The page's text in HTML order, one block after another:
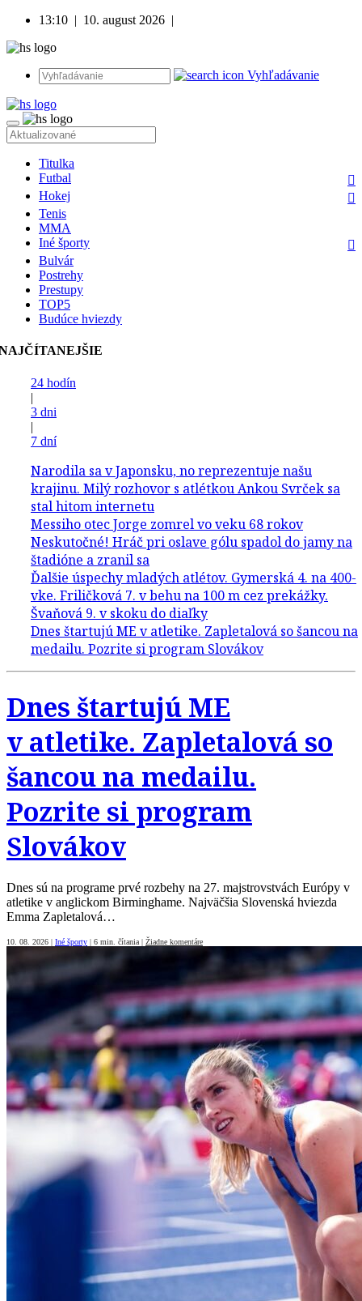
13:10 | 10. august 2026 |
Vyhľadávanie
Titulka
Futbal
Hokej
Tenis
MMA
Iné športy
Bulvár
Postrehy
Prestupy
TOP5
Budúce hviezdy
24 hodín
|
3 dni
|
7 dní
Dnes štartujú ME
v atletike. Zapletalová so
šancou na medailu.
Pozrite si program
Slovákov
Dnes sú na programe prvé rozbehy na 27. majstrovstvách Európy v
atletike v anglickom Birminghame. Najväčšia Slovenská hviezda
Emma Zapletalová…
10. 08. 2026 Iné športy 6 min. čítania Žiadne komentáre